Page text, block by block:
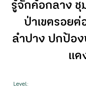
รู้จักค้อกลาง ชุ
ป่าเขตรอยต่
ลำปาง ปกป้อง
แด
Level: